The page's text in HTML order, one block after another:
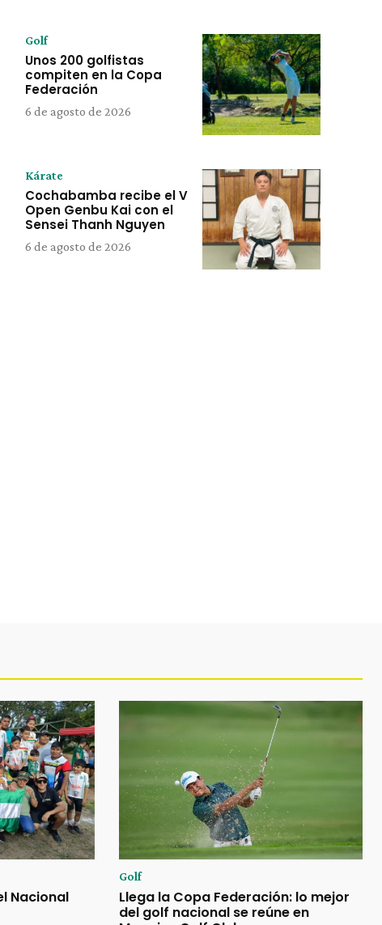
Golf
Unos 200 golfistas
compiten en la Copa
Federación
6 de agosto de 2026
Kárate
Cochabamba recibe el V
Open Genbu Kai con el
Sensei Thanh Nguyen
6 de agosto de 2026
Nacional
Golf
Llega la Copa Federación: lo mejor
del golf nacional se reúne en